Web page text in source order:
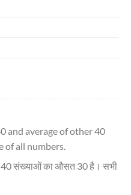
and average of other 40
of all numbers.
संख्याओं का औसत 30 है। सभी